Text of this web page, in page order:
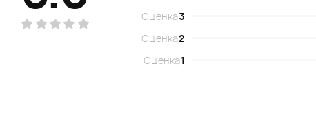
Оценка3
Оценка2
Оценка1